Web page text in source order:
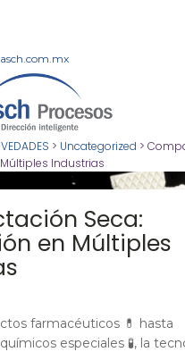
> Uncategorized >
Industrias
Seca:
en Múltiples
farmacéuticos 💊 hasta
especiales 🧪, la